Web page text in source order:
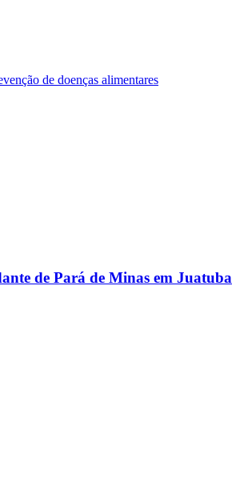
de doenças alimentares
de Pará de Minas em Juatuba